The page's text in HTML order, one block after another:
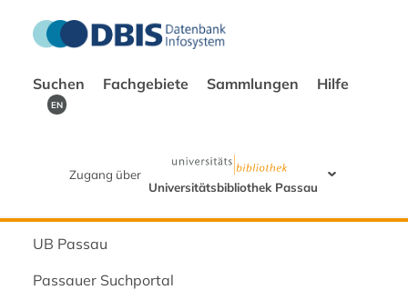
Suchen Fachgebiete Sammlungen Hilfe
EN
Zugang über
Universitätsbibliothek Passau
UB Passau
Passauer Suchportal